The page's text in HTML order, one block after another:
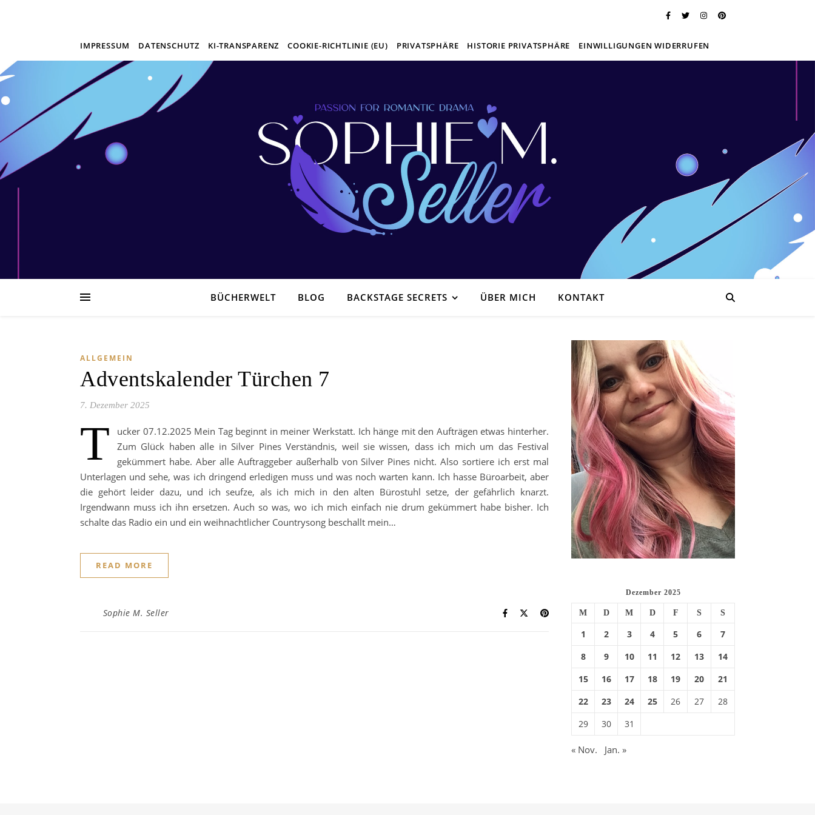
IMPRESSUM DATENSCHUTZ KI-TRANSPARENZ COOKIE-RICHTLINIE (EU) PRIVATSPHÄRE HISTORIE PRIVATSPHÄRE EINWILLIGUNGEN WIDERRUFEN
BÜCHERWELT BLOG BACKSTAGE SECRETS ÜBER MICH KONTAKT
ALLGEMEIN
Adventskalender Türchen 7
7. Dezember 2025
T
ucker 07.12.2025 Mein Tag beginnt in meiner Werkstatt. Ich hänge mit den Aufträgen etwas hinterher.
Zum Glück haben alle in Silver Pines Verständnis, weil sie wissen, dass ich mich um das Festival
gekümmert habe. Aber alle Auftraggeber außerhalb von Silver Pines nicht. Also sortiere ich erst mal
Unterlagen und sehe, was ich dringend erledigen muss und was noch warten kann. Ich hasse Büroarbeit, aber
die gehört leider dazu, und ich seufze, als ich mich in den alten Bürostuhl setze, der gefährlich knarzt.
Irgendwann muss ich ihn ersetzen. Auch so was, wo ich mich einfach nie drum gekümmert habe bisher. Ich
schalte das Radio ein und ein weihnachtlicher Countrysong beschallt mein…
READ MORE
Sophie M. Seller
Dezember 2025
M D M D F S S
1 2 3 4 5 6
7
8
9 10 11 12 13
14
15
16 17 18 19 20
21
22
23 24 25 26 27
28
29
30 31
« Nov. Jan. »